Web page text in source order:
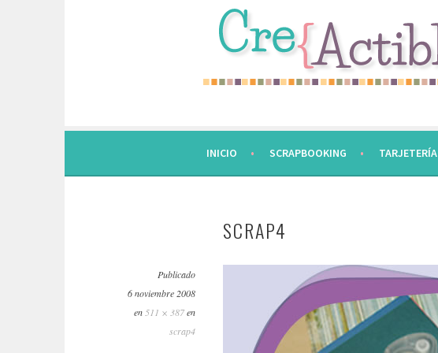
INICIO SCRAPBOOKING TARJETERÍA
SCRAP4
Publicado
6 noviembre 2008
en 511 × 387en
scrap4